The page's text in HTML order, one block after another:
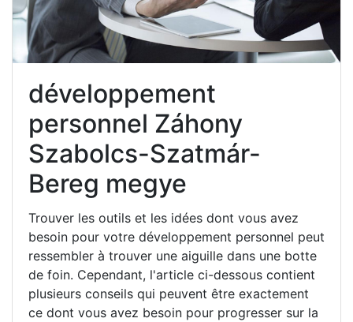
développement
personnel Záhony
Szabolcs-Szatmár-
Bereg megye
Trouver les outils et les idées dont vous avez
besoin pour votre développement personnel peut
ressembler à trouver une aiguille dans une botte
de foin. Cependant, l'article ci-dessous contient
plusieurs conseils qui peuvent être exactement
ce dont vous avez besoin pour progresser sur la